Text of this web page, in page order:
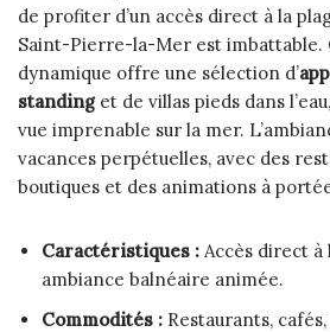
de profiter d’un accès direct à la
Saint-Pierre-la-Mer est imbattable.
dynamique offre une sélection d’
standinget de villas pieds dans
vue imprenable sur la mer.
vacances perpétuelles, avec des
boutiques et des animations à
Caractéristiques : Accès direct à
ambiance balnéaire animée.
Commodités : Restaurants,